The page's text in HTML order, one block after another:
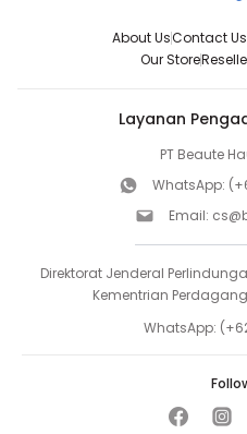
About UsContact Us
Our Store
Layanan
PT Beaute
WhatsApp:
Email:
Direktorat Jenderal
Kementrian
WhatsApp: